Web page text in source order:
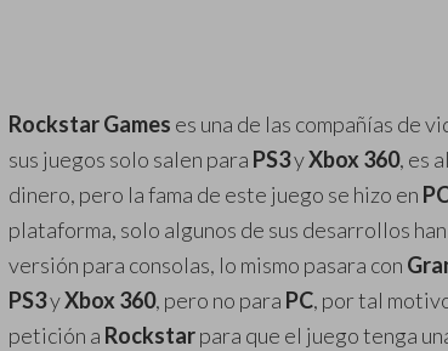
Rockstar Games es una de las compañías de
sus juegos solo salen para PS3yXbox 360, es
dinero, pero la fama de este juego se hizo en
plataforma, solo algunos de sus desarrollos
versión para consolas, lo mismo pasara con
PS3yXbox 360, pero no para PC, por tal
petición a Rockstarpara que el juego tenga